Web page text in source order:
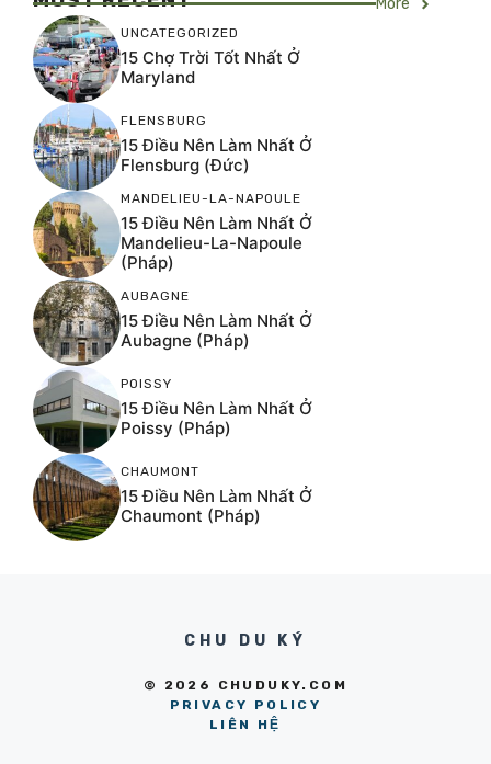
More
UNCATEGORIZED
15 Chợ Trời Tốt Nhất Ở
Maryland
FLENSBURG
15 Điều Nên Làm Nhất Ở
Flensburg (Đức)
MANDELIEU-LA-NAPOULE
15 Điều Nên Làm Nhất Ở
Mandelieu-La-Napoule
(Pháp)
AUBAGNE
15 Điều Nên Làm Nhất Ở
Aubagne (Pháp)
POISSY
15 Điều Nên Làm Nhất Ở
Poissy (Pháp)
CHAUMONT
15 Điều Nên Làm Nhất Ở
Chaumont (Pháp)
CHU DU KÝ
© 2026 CHUDUKY.COM
PRIVACY POLICY
LIÊN HỆ